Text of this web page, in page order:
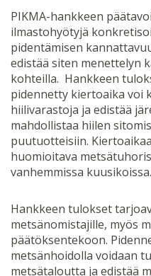
PIKMA-hankkeen
ilmastohyötyjä
pidentämisen
edistää siten menettelyn
kohteilla. Hankkeen
pidennetty kiertoaika voi
hiilivarastoja ja edistää
mahdollistaa hiilen
puutuotteisiin.
huomioitava
vanhemmissa kuusikoissa.
Hankkeen tulokset
metsänomistajille, myös
päätöksentekoon.
metsänhoidolla voidaan
metsätaloutta ja edistää